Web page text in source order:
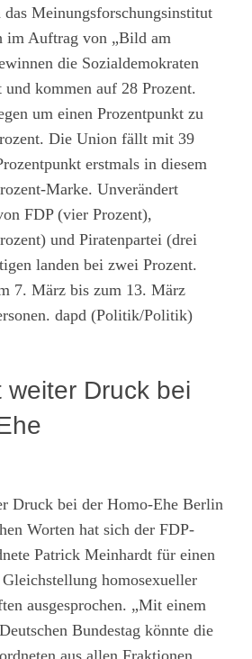
das Meinungsforschungsinstitut
im Auftrag von „Bild am
die Sozialdemokraten
und kommen auf 28 Prozent.
um einen Prozentpunkt zu
Die Union fällt mit 39
erstmals in diesem
Marke. Unverändert
FDP (vier Prozent),
und Piratenpartei (drei
landen bei zwei Prozent.
7. März bis zum 13. März
dapd (Politik/Politik)
weiter Druck bei
Berlin
Worten hat sich der FDP-
Patrick Meinhardt für einen
homosexueller
ausgesprochen. „Mit einem
Bundestag könnte die
· AGB · Cookie-Einstellungen